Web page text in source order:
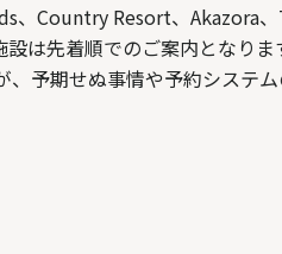
Country Resort、Akazora
は先着順でのご案内となりま
予期せぬ事情や予約システ